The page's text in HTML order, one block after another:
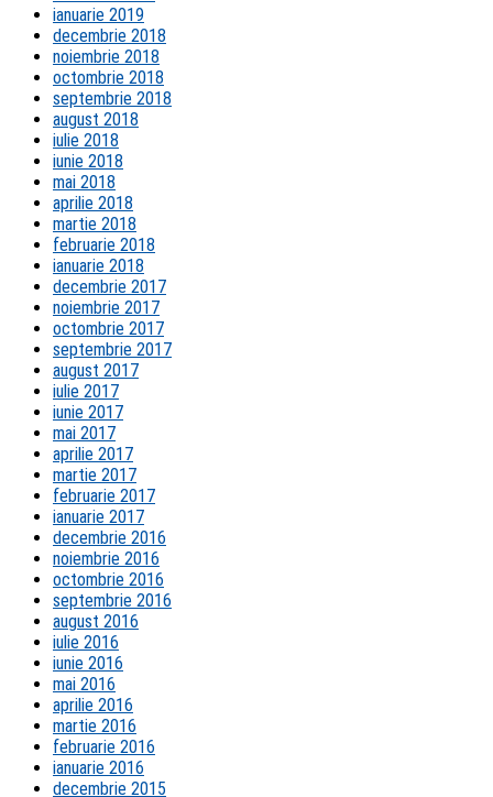
ianuarie 2019
decembrie 2018
noiembrie 2018
octombrie 2018
septembrie 2018
august 2018
iulie 2018
iunie 2018
mai 2018
aprilie 2018
martie 2018
februarie 2018
ianuarie 2018
decembrie 2017
noiembrie 2017
octombrie 2017
septembrie 2017
august 2017
iulie 2017
iunie 2017
mai 2017
aprilie 2017
martie 2017
februarie 2017
ianuarie 2017
decembrie 2016
noiembrie 2016
octombrie 2016
septembrie 2016
august 2016
iulie 2016
iunie 2016
mai 2016
aprilie 2016
martie 2016
februarie 2016
ianuarie 2016
decembrie 2015